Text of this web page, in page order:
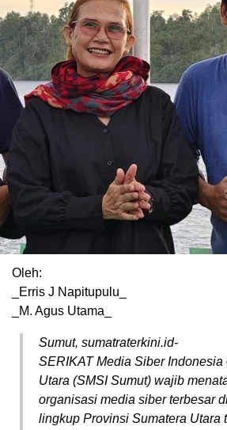
Oleh:
_Erris J Napitupulu_
_M. Agus Utama_
Sumut, sumatraterkini.id-
SERIKAT Media Siber
Utara (SMSI Sumut) wajib
organisasi media siber terbesar
lingkup Provinsi Sumatera Utara